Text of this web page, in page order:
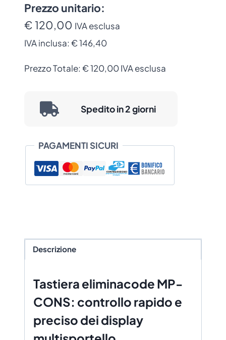
Console
di
chiamata
per
multisportello
MD21
MD31
Prezzo unitario:
€ 120,00 IVA esclusa
IVA inclusa: € 146,40
Prezzo Totale: €120,00IVA esclusa
Spedito in 2 giorni
PAGAMENTI SICURI
Descrizione
Tastiera eliminacode MP-
CONS: controllo rapido e
preciso dei display